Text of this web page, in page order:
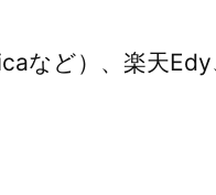
など）、楽天